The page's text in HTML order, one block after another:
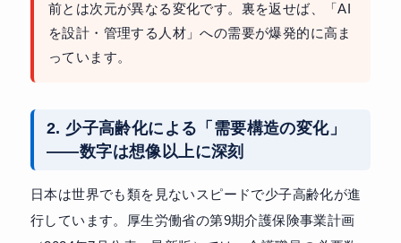
前とは次元が異なる変化です。裏を返せば、「AI
を設計・管理する人材」への需要が爆発的に高ま
っています。
2. 少子高齢化による「需要構造の変化」
——数字は想像以上に深刻
日本は世界でも類を見ないスピードで少子高齢化が進
行しています。厚生労働省の第9期介護保険事業計画